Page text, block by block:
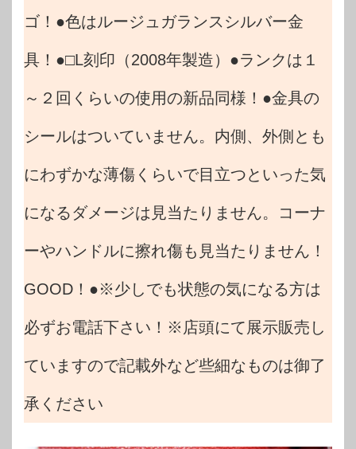
ゴ！●色はルージュガランスシルバー金
具！●□L刻印（2008年製造）●ランクは１
～２回くらいの使用の新品同様！●金具の
シールはついていません。内側、外側とも
にわずかな薄傷くらいで目立つといった気
になるダメージは見当たりません。コーナ
ーやハンドルに擦れ傷も見当たりません！
GOOD！●※少しでも状態の気になる方は
必ずお電話下さい！※店頭にて展示販売し
ていますので記載外など些細なものは御了
承ください